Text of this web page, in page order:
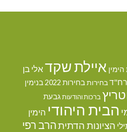
איילת שקדאלי בן
בחירות בחירות 2022
בנימין
ברכות והודעותגבעת
הבית היהודי הימין
הציונות הדתיתהרב רפי